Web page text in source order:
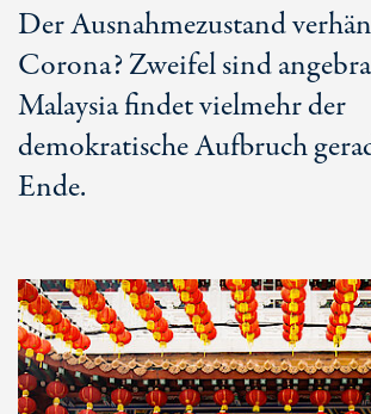
Der Ausnahmezustand
Corona? Zweifel sind
Malaysia findet vielmehr der
demokratische Aufbruch
Ende.